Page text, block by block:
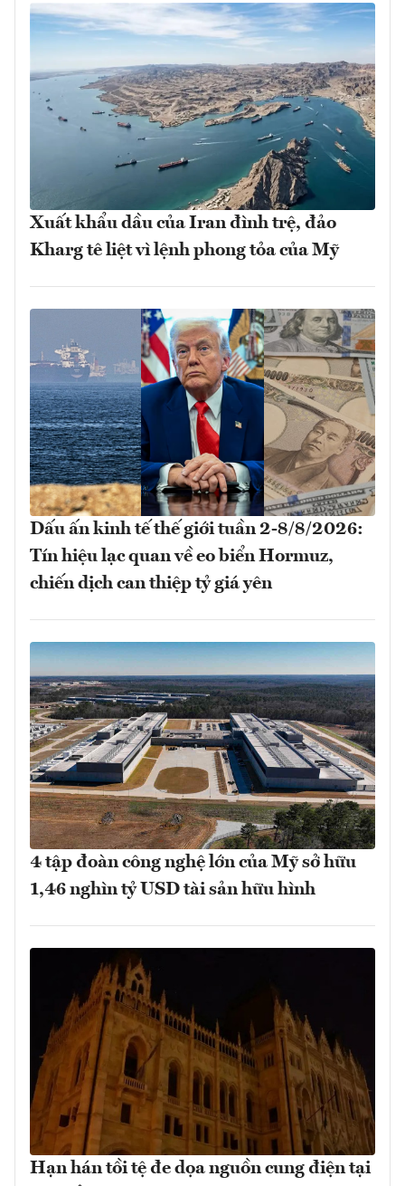
Xuất khẩu dầu của Iran đình trệ, đảo
Kharg tê liệt vì lệnh phong tỏa của Mỹ
Dấu ấn kinh tế thế giới tuần 2-8/8/2026:
Tín hiệu lạc quan về eo biển Hormuz,
chiến dịch can thiệp tỷ giá yên
4 tập đoàn công nghệ lớn của Mỹ sở hữu
1,46 nghìn tỷ USD tài sản hữu hình
Hạn hán tồi tệ đe dọa nguồn cung điện tại